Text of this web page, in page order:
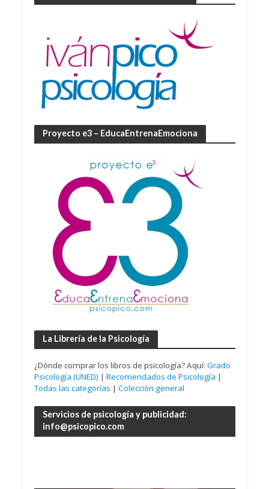
Proyecto e3 – EducaEntrenaEmociona
La Librería de la Psicología
¿Dónde comprar los libros de psicología? Aquí: Grado
Psicología (UNED) | Recomendados de Psicología |
Todas las categorías | Colección general
Servicios de psicología y publicidad:
info@psicopico.com